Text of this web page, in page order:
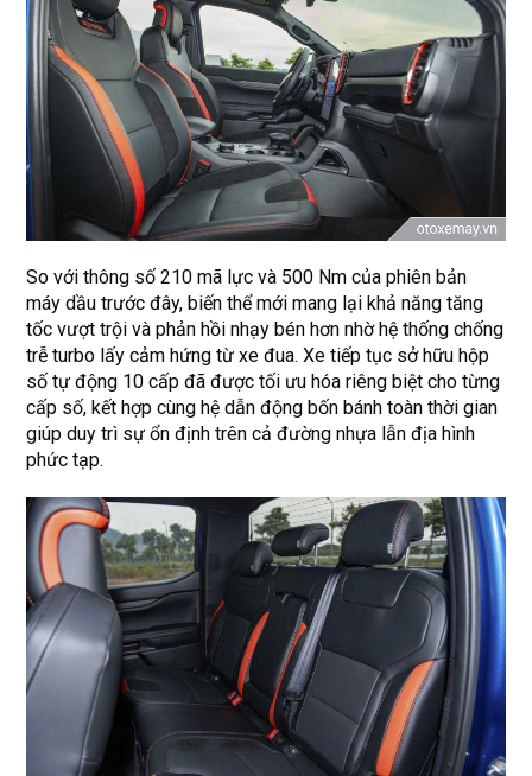
So với thông số 210 mã lực và 500 Nm của phiên bản
máy dầu trước đây, biến thể mới mang lại khả năng tăng
tốc vượt trội và phản hồi nhạy bén hơn nhờ hệ thống chống
trễ turbo lấy cảm hứng từ xe đua. Xe tiếp tục sở hữu hộp
số tự động 10 cấp đã được tối ưu hóa riêng biệt cho từng
cấp số, kết hợp cùng hệ dẫn động bốn bánh toàn thời gian
giúp duy trì sự ổn định trên cả đường nhựa lẫn địa hình
phức tạp.